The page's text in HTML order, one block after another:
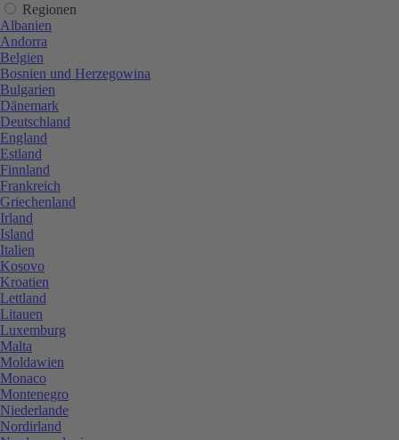
Regionen
Albanien
Andorra
Belgien
Bosnien und Herzegowina
Bulgarien
Dänemark
Deutschland
England
Estland
Finnland
Frankreich
Griechenland
Irland
Island
Italien
Kosovo
Kroatien
Lettland
Litauen
Luxemburg
Malta
Moldawien
Monaco
Montenegro
Niederlande
Nordirland